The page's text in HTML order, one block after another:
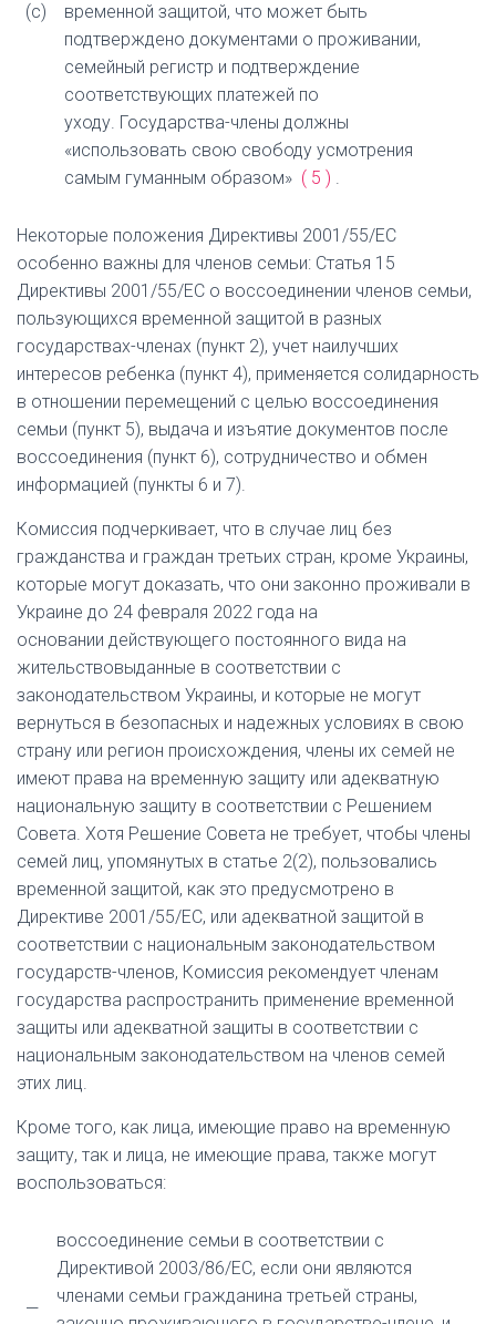
(с)
временной защитой, что может быть
подтверждено документами о проживании,
семейный регистр и подтверждение
соответствующих платежей по
уходу. Государства-члены должны
«использовать свою свободу усмотрения
самым гуманным образом» ( 5 ) .
Некоторые положения Директивы 2001/55/ЕС
особенно важны для членов семьи: Статья 15
Директивы 2001/55/ЕС о воссоединении членов семьи,
пользующихся временной защитой в разных
государствах-членах (пункт 2), учет наилучших
интересов ребенка (пункт 4), применяется солидарность
в отношении перемещений с целью воссоединения
семьи (пункт 5), выдача и изъятие документов после
воссоединения (пункт 6), сотрудничество и обмен
информацией (пункты 6 и 7).
Комиссия подчеркивает, что в случае лиц без
гражданства и граждан третьих стран, кроме Украины,
которые могут доказать, что они законно проживали в
Украине до 24 февраля 2022 года на
основании действующего постоянного вида на
жительствовыданные в соответствии с
законодательством Украины, и которые не могут
вернуться в безопасных и надежных условиях в свою
страну или регион происхождения, члены их семей не
имеют права на временную защиту или адекватную
национальную защиту в соответствии с Решением
Совета. Хотя Решение Совета не требует, чтобы члены
семей лиц, упомянутых в статье 2(2), пользовались
временной защитой, как это предусмотрено в
Директиве 2001/55/ЕС, или адекватной защитой в
соответствии с национальным законодательством
государств-членов, Комиссия рекомендует членам
государства распространить применение временной
защиты или адекватной защиты в соответствии с
национальным законодательством на членов семей
этих лиц.
Кроме того, как лица, имеющие право на временную
защиту, так и лица, не имеющие права, также могут
воспользоваться:
—
воссоединение семьи в соответствии с
Директивой 2003/86/ЕС, если они являются
членами семьи гражданина третьей страны,